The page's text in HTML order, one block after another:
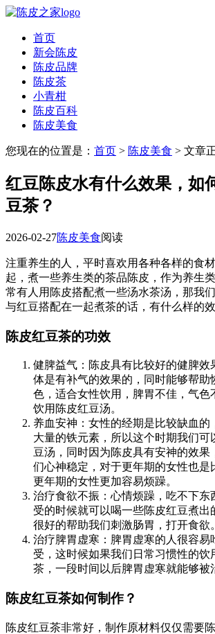
首页
新会陈皮
陈皮品牌
陈皮茶
小青柑
陈皮百科
陈皮美食
您现在的位置是： 首页 > 陈皮美食 > 文章
红豆陈皮水有什么效果，如
豆茶？
2026-02-27陈皮美食阅读
注重养生的人，平时喜欢用各种各样的食
起，煮一些养生类的茶品陈皮，作为养生
常有人用陈皮搭配煮一些汤水茶汤，那我
与红豆搭配在一起煮茶的话，有什么样的效
陈皮红豆茶的功效
健脾益气：陈皮具有比较好的健脾效
体是有补气的效果的，同时能够帮助
色，适合女性饮用，脾胃不佳，气色
饮用陈皮红豆汤。
养血安神：女性的经期是比较缺血的
大量的铁元素，所以这个时期我们可
豆汤，同时因为陈皮具有安神的效果
们心神稳定，对于更年期的女性也是
更年期的女性更加容易烦躁。
治疗食欲不振：心情烦躁，吃不下东
受的时候就可以喝一些陈皮红豆煮出
很好的帮助我们刺激肠胃，打开食欲。
治疗脾胃虚寒：脾胃虚寒的人很容易
受，这时候如果我们日常习惯性的饮
茶，一段时间以后脾胃虚寒就能够被
陈皮红豆茶如何制作？
陈皮红豆茶非常好，制作原材料仅仅需要